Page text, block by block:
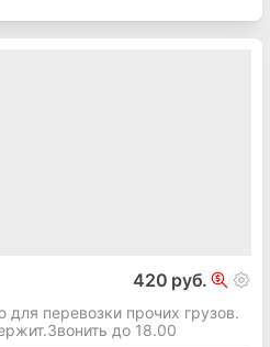
420 руб.
перевозки прочих грузов.
до 18.00